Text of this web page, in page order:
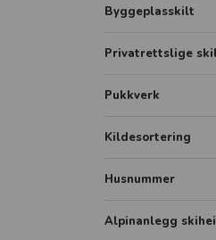
Byggeplasskilt
Privatrettslige
Pukkverk
Kildesortering
Merkeordningen
Husnummer
Alpinanlegg